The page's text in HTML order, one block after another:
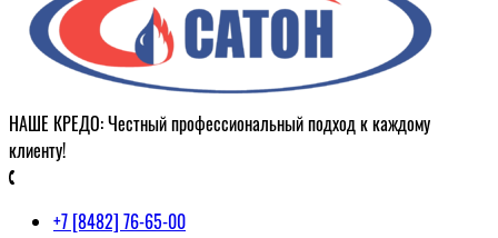
НАШЕ КРЕДО: Честный профессиональный подход к каждому
клиенту!
+7 [8482] 76-65-00